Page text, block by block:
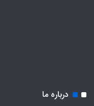
درباره ما